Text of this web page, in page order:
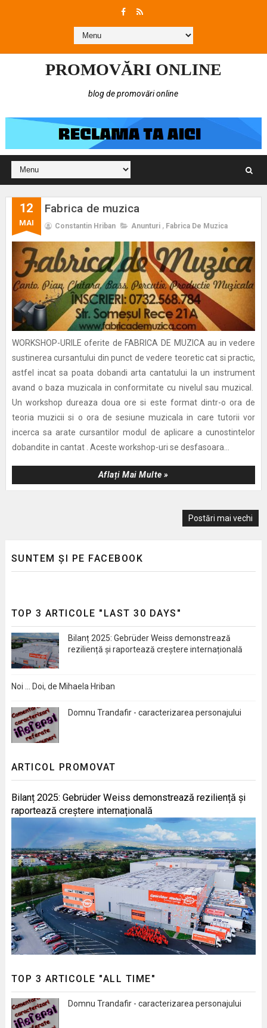
PROMOVĂRI ONLINE
blog de promovări online
12
MAI
Fabrica de muzica
Constantin Hriban Anunturi , Fabrica De Muzica
WORKSHOP-URILE oferite de FABRICA DE MUZICA au in vedere
sustinerea cursantului din punct de vedere teoretic cat si practic,
astfel incat sa poata dobandi arta cantatului la un instrument
avand o baza muzicala in conformitate cu nivelul sau muzical.
Un workshop dureaza doua ore si este format dintr-o ora de
teoria muzicii si o ora de sesiune muzicala in care tutorii vor
incerca sa arate cursantilor modul de aplicare a cunostintelor
dobandite in cantat . Aceste workshop-uri se desfasoara...
Aflați Mai Multe »
Postări mai vechi
SUNTEM ȘI PE FACEBOOK
TOP 3 ARTICOLE "LAST 30 DAYS"
Bilanț 2025: Gebrüder Weiss demonstrează
reziliență și raportează creștere internațională
Noi … Doi, de Mihaela Hriban
Domnu Trandafir - caracterizarea personajului
ARTICOL PROMOVAT
Bilanț 2025: Gebrüder Weiss demonstrează reziliență și
raportează creștere internațională
TOP 3 ARTICOLE "ALL TIME"
Domnu Trandafir - caracterizarea personajului